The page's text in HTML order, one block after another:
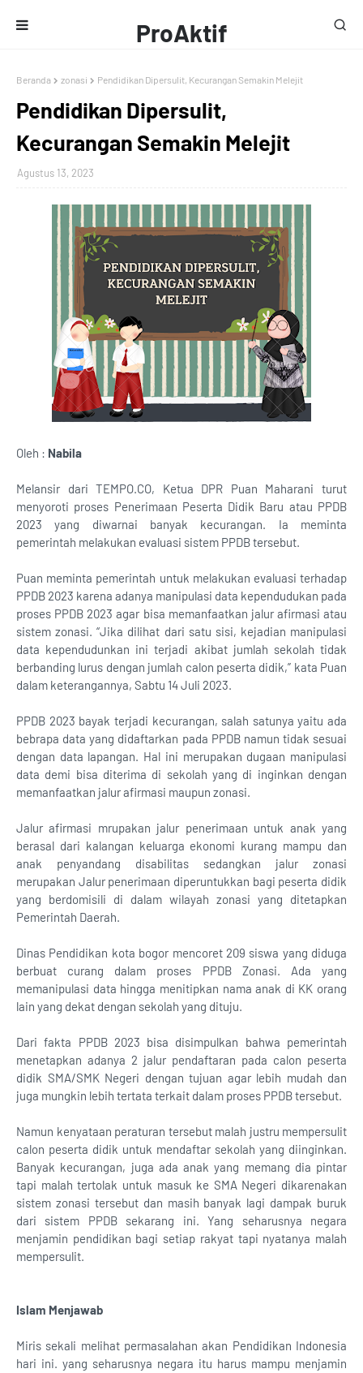
ProAktif
Media
Beranda zonasi Pendidikan Dipersulit, Kecurangan Semakin Melejit
Pendidikan Dipersulit,
Kecurangan Semakin Melejit
Agustus 13, 2023
Oleh : Nabila
Melansir dari TEMPO.CO, Ketua DPR Puan Maharani turut
menyoroti proses Penerimaan Peserta Didik Baru atau PPDB
2023 yang diwarnai banyak kecurangan. Ia meminta
pemerintah melakukan evaluasi sistem PPDB tersebut.
Puan meminta pemerintah untuk melakukan evaluasi terhadap
PPDB 2023 karena adanya manipulasi data kependudukan pada
proses PPDB 2023 agar bisa memanfaatkan jalur afirmasi atau
sistem zonasi. “Jika dilihat dari satu sisi, kejadian manipulasi
data kependudunkan ini terjadi akibat jumlah sekolah tidak
berbanding lurus dengan jumlah calon peserta didik,” kata Puan
dalam keterangannya, Sabtu 14 Juli 2023.
PPDB 2023 bayak terjadi kecurangan, salah satunya yaitu ada
bebrapa data yang didaftarkan pada PPDB namun tidak sesuai
dengan data lapangan. Hal ini merupakan dugaan manipulasi
data demi bisa diterima di sekolah yang di inginkan dengan
memanfaatkan jalur afirmasi maupun zonasi.
Jalur afirmasi mrupakan jalur penerimaan untuk anak yang
berasal dari kalangan keluarga ekonomi kurang mampu dan
anak penyandang disabilitas sedangkan jalur zonasi
merupakan Jalur penerimaan diperuntukkan bagi peserta didik
yang berdomisili di dalam wilayah zonasi yang ditetapkan
Pemerintah Daerah.
Dinas Pendidikan kota bogor mencoret 209 siswa yang diduga
berbuat curang dalam proses PPDB Zonasi. Ada yang
memanipulasi data hingga menitipkan nama anak di KK orang
lain yang dekat dengan sekolah yang dituju.
Dari fakta PPDB 2023 bisa disimpulkan bahwa pemerintah
menetapkan adanya 2 jalur pendaftaran pada calon peserta
didik SMA/SMK Negeri dengan tujuan agar lebih mudah dan
juga mungkin lebih tertata terkait dalam proses PPDB tersebut.
Namun kenyataan peraturan tersebut malah justru mempersulit
calon peserta didik untuk mendaftar sekolah yang diinginkan.
Banyak kecurangan, juga ada anak yang memang dia pintar
tapi malah tertolak untuk masuk ke SMA Negeri dikarenakan
sistem zonasi tersebut dan masih banyak lagi dampak buruk
dari sistem PPDB sekarang ini. Yang seharusnya negara
menjamin pendidikan bagi setiap rakyat tapi nyatanya malah
mempersulit.
Islam Menjawab
Miris sekali melihat permasalahan akan Pendidikan Indonesia
hari ini. yang seharusnya negara itu harus mampu menjamin